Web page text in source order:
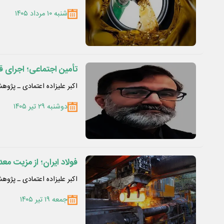
شنبه ۱۰ مرداد ۱۴۰۵
تأمین اجتماعی؛
اکبر علیزاده اعتمادی ـ
دوشنبه ۲۹ تیر ۱۴۰۵
فولاد ایران؛ از مزیت
اکبر علیزاده اعتمادی ـ
جمعه ۱۹ تیر ۱۴۰۵